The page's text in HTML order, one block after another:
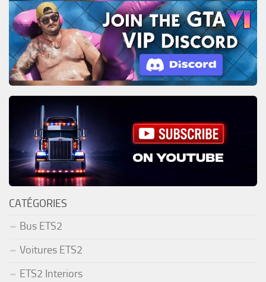
CATÉGORIES
Bus ETS2
Voitures ETS2
ETS2 Interiors